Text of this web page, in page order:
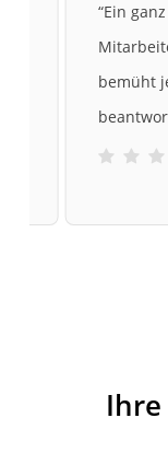
“Ein
bemüht